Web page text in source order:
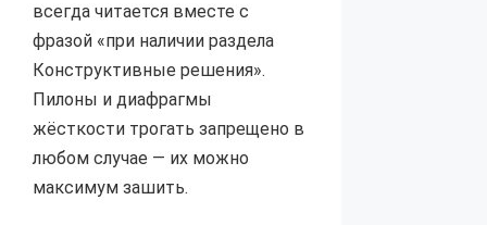
всегда читается вместе с
фразой «при наличии раздела
Конструктивные решения».
Пилоны и диафрагмы
жёсткости трогать запрещено в
любом случае — их можно
максимум зашить.